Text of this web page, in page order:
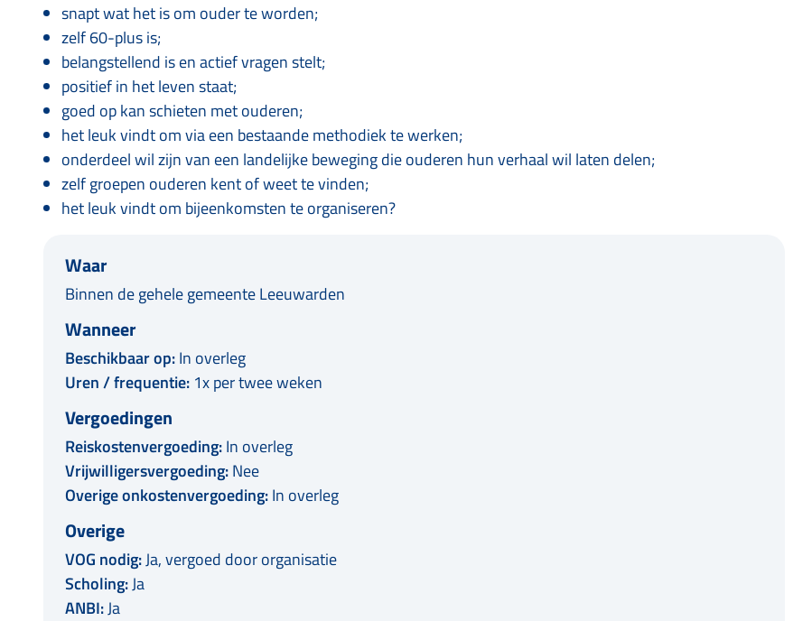
snapt wat het is om ouder te worden;
zelf 60-plus is;
belangstellend is en actief vragen stelt;
positief in het leven staat;
goed op kan schieten met ouderen;
het leuk vindt om via een bestaande methodiek te werken;
onderdeel wil zijn van een landelijke beweging die ouderen hun verhaal wil laten delen;
zelf groepen ouderen kent of weet te vinden;
het leuk vindt om bijeenkomsten te organiseren?
Waar
Binnen de gehele gemeente Leeuwarden
Wanneer
Beschikbaar op:In overleg
Uren / frequentie: 1x per twee weken
Vergoedingen
Reiskostenvergoeding:In overleg
Vrijwilligersvergoeding:Nee
Overige onkostenvergoeding:In overleg
Overige
VOG nodig:Ja, vergoed door organisatie
Scholing:Ja
ANBI:Ja